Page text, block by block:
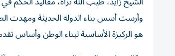
وأرست أسس بناء الدولة الحديثة ومهدت
هو الركيزة الأساسية لبناء الوطن وأساس